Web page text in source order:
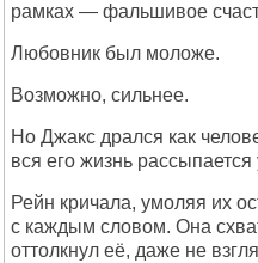
рамках — фальшивое
Любовник был моложе.
Возможно, сильнее.
Но Джакс дрался как
вся его жизнь рассыпается
Рейн кричала, умоляя их
с каждым словом. Она
оттолкнул её, даже не